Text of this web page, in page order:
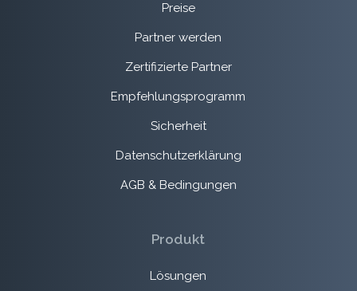
Preise
Partner werden
Zertifizierte Partner
Empfehlungsprogramm
Sicherheit
Datenschutzerklärung
AGB & Bedingungen
Produkt
Lösungen